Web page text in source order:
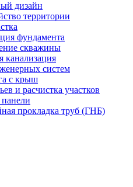
дизайн
территории
фундамента
скважины
канализация
систем
с крыш
и расчистка участков
прокладка труб (ГНБ)